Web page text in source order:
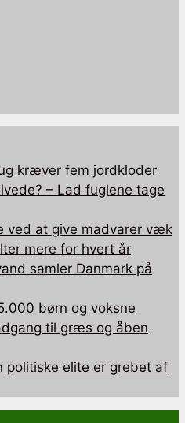
kræver fem jordkloder
– Lad fuglene tage
ved at give madvarer væk
mere for hvert år
samler Danmark på
børn og voksne
til græs og åben
politiske elite er grebet af